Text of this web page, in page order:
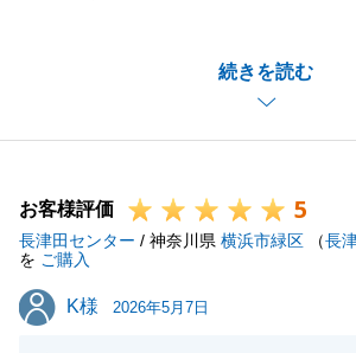
続きを読む
が、無事にお引き渡しを迎えられて
思い起こせばご両親様との出会いは
なりますが、覚えていて下さったこ
周辺の方で不動産にお悩みを持たれ
しゃれば是非ご紹介いただけますと
引き続きよろしくお願い致します。
お客様評価 5
長津田センター / 神奈川県 横浜市緑区 （長
を ご購入
K様
K様 2026年5月7日